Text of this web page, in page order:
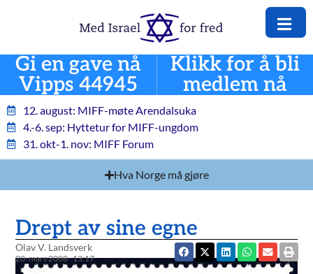
Gi en gave nå
Vipps 44945
Klikk for å bli
medlem nå
12. august: MIFF-møte Arendalsuka
4.-6. sep: Hyttetur for MIFF-ungdom
31. okt-1. nov: MIFF Forum
Hva Norge må gjøre
Drept av sine egne
Olav V. Landsverk
20. mars 2008 13:17